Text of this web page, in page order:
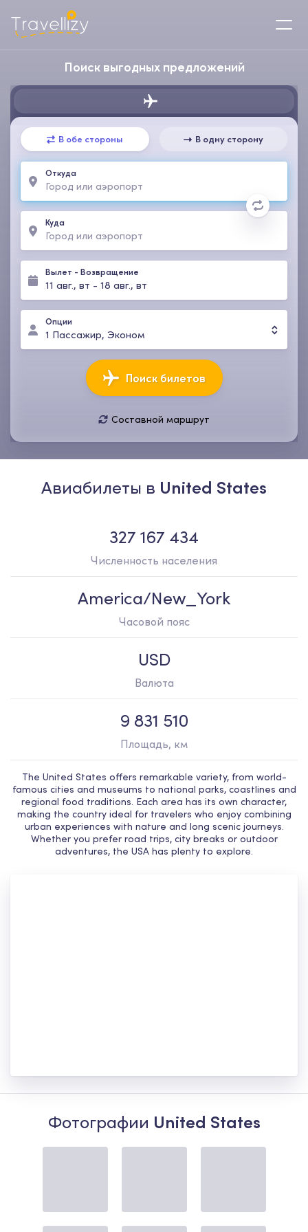
Поиск выгодных предложений
В обе стороны В одну сторону
Откуда
Куда
Вылет - Возвращение
11 авг., вт - 18 авг., вт
Опции
1 Пассажир, Эконом
Поиск билетов
Составной маршрут
Авиабилеты в United States
327 167 434
Численность населения
America/New_York
Часовой пояс
USD
Валюта
9 831 510
Площадь, км
The United States offers remarkable variety, from world-
famous cities and museums to national parks, coastlines and
regional food traditions. Each area has its own character,
making the country ideal for travelers who enjoy combining
urban experiences with nature and long scenic journeys.
Whether you prefer road trips, city breaks or outdoor
adventures, the USA has plenty to explore.
Фотографии United States